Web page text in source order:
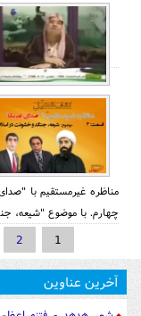
مناظره غیرمستقیم با
چهارم. با موضوع "شیعه،
صفحه‌ها 1
2
آخرین عناوین